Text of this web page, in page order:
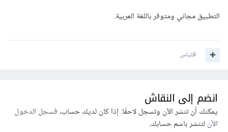
التطبيق مجاني ومتوفر باللغة العربية.
اقتباس
انضم إلى النقاش
يمكنك أن تنشر الآن وتسجل لاحقًا. إذا كان لديك حساب،فسجل الدخول
الآنلتنشر باسم حسابك.